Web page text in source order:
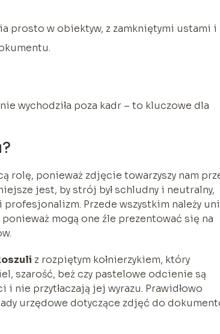
prosto w obiektyw, z zamkniętymi ustami i
nie wychodziła poza kadr – to kluczowe dla
rolę, ponieważ zdjęcie towarzyszy nam
jest, by strój był schludny i neutralny,
Przede wszystkim należy
mogą one źle prezentować się na
z rozpiętym kołnierzykiem, który
szarość, beż czy pastelowe odcienie są
nie przytłaczają jej wyrazu. Prawidłowo
urzędowe dotyczące zdjęć do